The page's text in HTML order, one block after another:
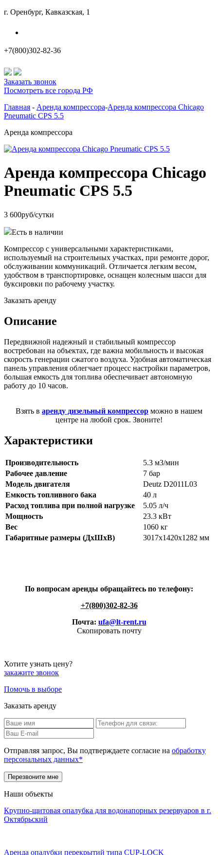
г. Оренбург, Кавказская, 1
+7(800)302-82-36
Заказать звонок
Посмотреть все города РФ
Главная - Аренда компрессора-Аренда компрессора Chicago
Pneumatic CPS 5.5
Аренда компрессора
Аренда компрессора Chicago
Pneumatic CPS 5.5
3 600руб/сутки
Есть в наличии
Компрессор с универсальными характеристиками,
используемый на строительных участках, при ремонте дорог,
обслуживании коммуникаций. Отличается легким весом,
удобством в транспортировке, оснащен колесным шасси для
буксировки по рабочему участку.
Заказать аренду
Описание
Передвижной надежный и стабильный компрессор
востребован на объектах, где важна мобильность и высокая
скорость генерации сжатого воздуха. Удобная автоматическая
панель управления облегчает процесс настройки параметров,
большая емкость для топлива обеспечивает автономную
работу до 10 часов.
Взять в аренду дизельный компрессор можно в нашем
центре на любой срок. Звоните!
Характеристики
Производительность
5.3 м3/мин
Рабочее давление
7 бар
Модель двигателя
Deutz D2011L03
Емкость топливного бака
40 л
Расход топлива при полной нагрузке
5.05 л/ч
Мощность
23.3 кВт
Вес
1060 кг
Габаритные размеры (ДхШхВ)
3017х1420х1282 мм
По вопросам аренды обращайтесь по телефону:
+7(800)302-82-36
Почта: ufa@lt-rent.ru
Скопировать почту
Хотите узнать цену?
закажите звонок
Помочь в выборе
Заказать аренду
Отправляя запрос, Вы подтверждаете согласие на обработку
персональных данных*
Наши объекты
Крупно-щитовая опалубка для водонапорных резервуаров в г.
Октябрьский
Аренда опалубки перекрытий типа CUP-LOCK